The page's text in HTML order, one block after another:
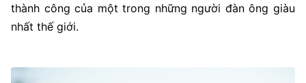
thành công của một trong những người đàn ông giàu
nhất thế giới.